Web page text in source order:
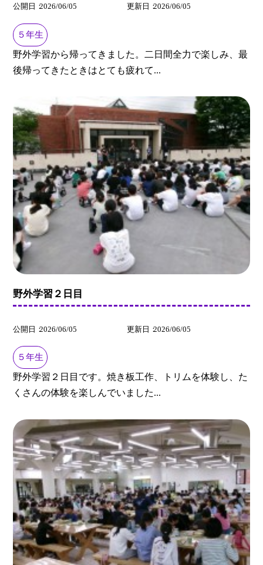
公開日 2026/06/05 更新日 2026/06/05
５年生
野外学習から帰ってきました。二日間全力で楽しみ、最
後帰ってきたときはとても疲れて...
野外学習２日目
公開日 2026/06/05 更新日 2026/06/05
５年生
野外学習２日目です。焼き板工作、トリムを体験し、た
くさんの体験を楽しんでいました...